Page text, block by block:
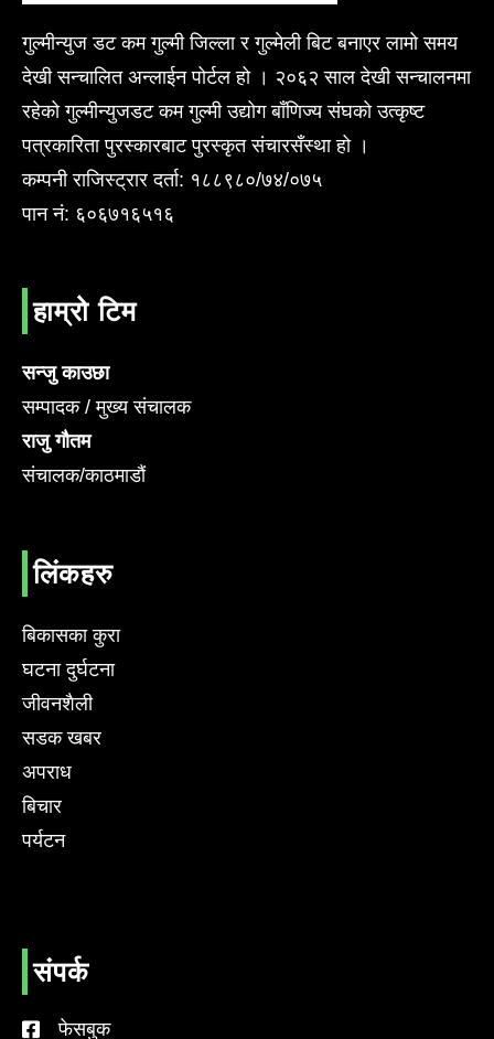
गुल्मीन्युज डट कम गुल्मी जिल्ला र गुल्मेली बिट बनाएर लामो समय
देखी सन्चालित अन्लाईन पोर्टल हो । २०६२ साल देखी सन्चालनमा
रहेको गुल्मीन्युजडट कम गुल्मी उद्योग बाँणिज्य संघको उत्कृष्ट
पत्रकारिता पुरस्कारबाट पुरस्कृत संचारसँस्था हो ।
कम्पनी राजिस्ट्रार दर्ता: १८८९८०/७४/०७५
पान नं: ६०६७१६५१६
हाम्रो टिम
सन्जु काउछा
सम्पादक / मुख्य संचालक
राजु गौतम
संचालक/काठमाडौं
लिंकहरु
बिकासका कुरा
घटना दुर्घटना
जीवनशैली
सडक खबर
अपराध
बिचार
पर्यटन
संपर्क
फेसबुक